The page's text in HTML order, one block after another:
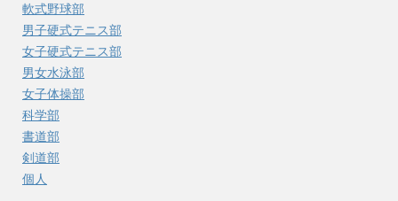
軟式野球部
男子硬式テニス部
女子硬式テニス部
男女水泳部
女子体操部
科学部
書道部
剣道部
個人